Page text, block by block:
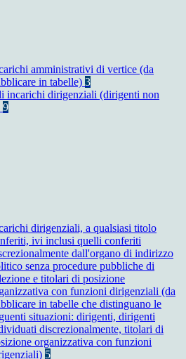
amministrativi di vertice (da
in tabelle) 3
incarichi dirigenziali (dirigenti non
9
dirigenziali, a qualsiasi titolo
ivi inclusi quelli conferiti
dall'organo di indirizzo
senza procedure pubbliche di
e titolari di posizione
con funzioni dirigenziali (da
in tabelle che distinguano le
situazioni: dirigenti, dirigenti
discrezionalmente, titolari di
organizzativa con funzioni
5